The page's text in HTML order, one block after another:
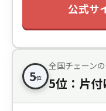
公式サ
5位
全国チェーン
5位：片付